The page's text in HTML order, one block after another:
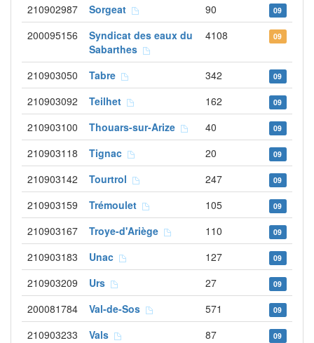
210902987 Sorgeat 90 09
200095156
Syndicat des eaux du
Sabarthes
4108 09
210903050 Tabre 342 09
210903092 Teilhet 162 09
210903100 Thouars-sur-Arize 40 09
210903118 Tignac 20 09
210903142 Tourtrol 247 09
210903159 Trémoulet 105 09
210903167 Troye-d'Ariège 110 09
210903183 Unac 127 09
210903209 Urs 27 09
200081784 Val-de-Sos 571 09
210903233 Vals 87 09